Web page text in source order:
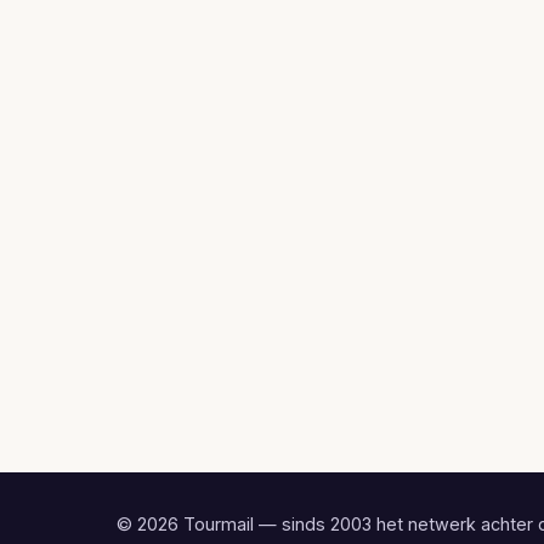
© 2026 Tourmail — sinds 2003 het netwerk achter